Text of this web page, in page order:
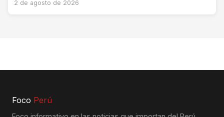
2 de agosto de 2026
Foco Perú